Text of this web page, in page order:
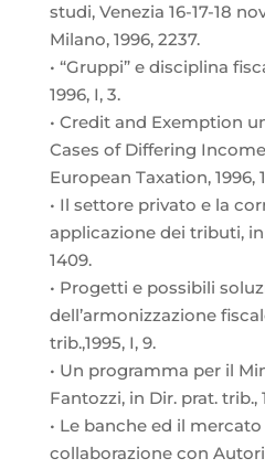
studi, Venezia 16-17-18
Milano, 1996, 2237.
• “Gruppi” e disciplina
1996, I, 3.
• Credit and Exemption
Cases of Differing
European Taxation, 1996,
• Il settore privato e la
applicazione dei tributi, in
1409.
• Progetti e possibili
dell’armonizzazione
trib.,1995, I, 9.
• Un programma per il
Fantozzi, in Dir. prat. trib.,
• Le banche ed il
collaborazione con Autori